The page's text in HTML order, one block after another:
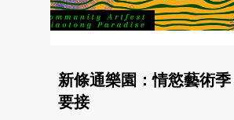
新條通樂園：情慾藝術
要接